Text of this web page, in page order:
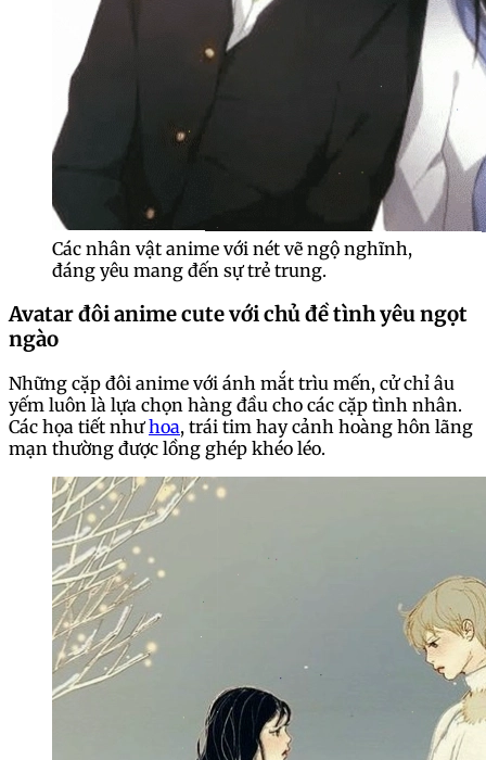
Các nhân vật anime với nét vẽ ngộ nghĩnh,
đáng yêu mang đến sự trẻ trung.
Avatar đôi anime cute với chủ đề tình yêu ngọt
ngào
Những cặp đôi anime với ánh mắt trìu mến, cử chỉ âu
yếm luôn là lựa chọn hàng đầu cho các cặp tình nhân.
Các họa tiết nhưhoa, trái tim hay cảnh hoàng hôn lãng
mạn thường được lồng ghép khéo léo.